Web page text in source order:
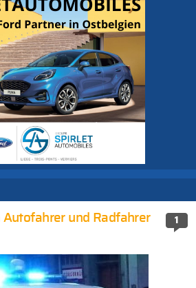
1
Autofahrer und Radfahrer